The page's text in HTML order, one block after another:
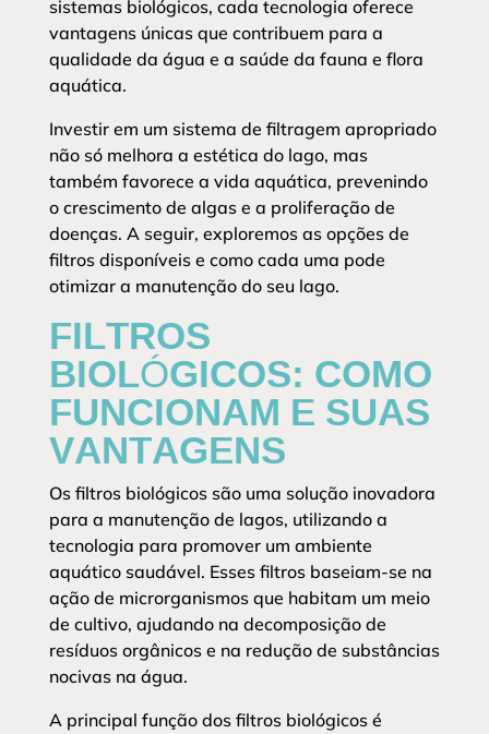
sistemas biológicos, cada tecnologia oferece
vantagens únicas que contribuem para a
qualidade da água e a saúde da fauna e flora
aquática.
Investir em um sistema de filtragem apropriado
não só melhora a estética do lago, mas
também favorece a vida aquática, prevenindo
o crescimento de algas e a proliferação de
doenças. A seguir, exploremos as opções de
filtros disponíveis e como cada uma pode
otimizar a manutenção do seu lago.
FILTROS
BIOLÓGICOS: COMO
FUNCIONAM E SUAS
VANTAGENS
Os filtros biológicos são uma solução inovadora
para a manutenção de lagos, utilizando a
tecnologia para promover um ambiente
aquático saudável. Esses filtros baseiam-se na
ação de microrganismos que habitam um meio
de cultivo, ajudando na decomposição de
resíduos orgânicos e na redução de substâncias
nocivas na água.
A principal função dos filtros biológicos é